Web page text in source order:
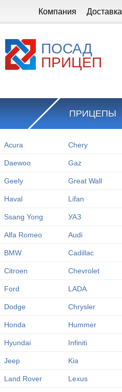
Компания Доставка
ПОСАД
ПРИЦЕП
ПРИЦЕПЫ
Acura Chery
Daewoo Gaz
Geely Great Wall
Haval Lifan
Ssang Yong УАЗ
Alfa Romeo Audi
BMW Cadillac
Citroen Chevrolet
Ford LADA
Dodge Chrysler
Honda Hummer
Hyundai Infiniti
Jeep Kia
Land Rover Lexus